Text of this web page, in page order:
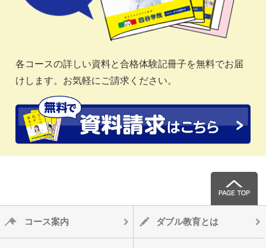
各コースの詳しい資料と合格体験記冊子を無料でお届
けします。お気軽にご請求ください。
コース案内 ダブル教育とは